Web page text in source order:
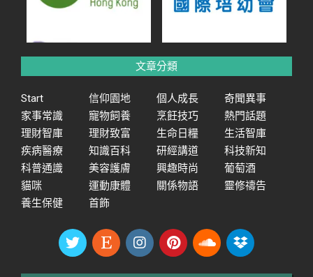
文章分類
Start 信仰園地 個人成長
奇聞異事
家事常識
寵物飼養 烹飪技巧
熱門話題
理財智庫
理財致富 生命日糧
生活智庫
疾病醫療
知識百科 研經講道
科技新知
科普通識
美容護膚 興趣時尚
葡萄酒
貓咪
運動康體 關係物語
靈修禱告
養生保健
首飾